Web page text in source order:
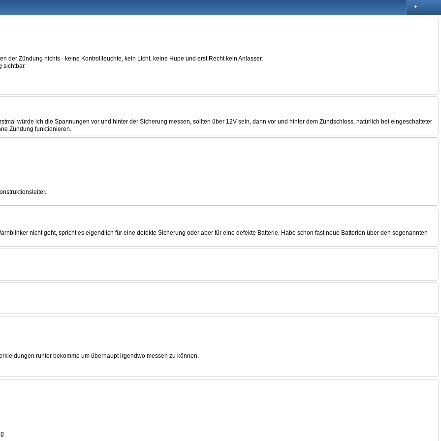
+
der Zündung nichts - keine Kontrollleuchte, kein Licht, keine Hupe und erst Recht kein Anlasser.
sichtbar.
würde ich die Spannungen vor und hinter der Sicherung messen, sollten über 12V sein, dann vor und hinter dem Zündschloss, natürlich bei eingeschalteter
Zündung funktionieren.
nicht geht, spricht es eigendlich für eine defekte Sicherung oder aber für eine defekte Batterie. Habe schon fast neue Batterien über den sogenannten
runter bekomme um überhaupt irgendwo messen zu können.